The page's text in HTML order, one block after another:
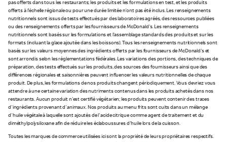
pas offerts dans tous les restaurants; les produits et les formulations en test, et les produits
offerts à l'échelle régionale ou pour une durée limitée n'ont pas été inclus. Les renseignements
nutritionnels sont issus de tests effectués par des laboratoires agréés, des ressources publiées
ou des renseignements offerts par les fournisseurs de McDonald's. Les renseignements
nutritionnels sont basés sur les formulations et l’assemblage standards des produits et sur les
formats (incluant la glace ajoutée dans les boissons). Tous les renseignements nutritionnels sont
basés sur les valeurs moyennes des ingrédients offerts par les fournisseurs de McDonald's et
sont arrondis selon les réglementations fédérales. Les variations des portions, des techniques de
préparation, des tests effectués sur les produits, des sources des fournisseurs ainsi que des
différences régionales et saisonnières peuvent influencer les valeurs nutritionnelles de chaque
produit. De plus, les formulations de nos produits changent périodiquement. Vous devriez vous
attendre à une certaine variation des nutriments contenus dans les produits achetés dans nos
restaurants. Aucun produit n'est certifié végétarien; les produits peuvent contenir des traces
d'ingrédients provenant d'animaux. Nos produits au menu frits sont cuits dans un mélange
d'huile végétale à laquelle sont ajoutés de l'acide citrique comme agent de traitement et du
diméthylpolysiloxane afin de réduire les éclaboussures d'huile lors de la cuisson.
Toutes les marques de commerce utilisées ici sont la propriété de leurs propriétaires respectifs.